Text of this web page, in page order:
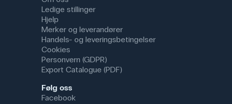
Ledige stillinger
Hjelp
Merker og leverandører
Handels- og leveringsbetingelser
Cookies
Personvern (GDPR)
Export Catalogue (PDF)
Følg oss
Facebook